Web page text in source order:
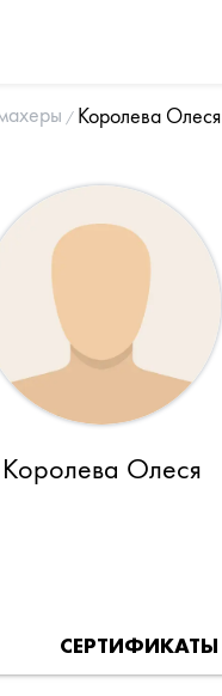
Королева Олеся
Королева Олеся
СЕРТИФИКАТЫ